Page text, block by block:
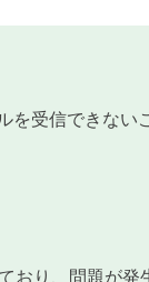
を受信できない
おり、問題が発